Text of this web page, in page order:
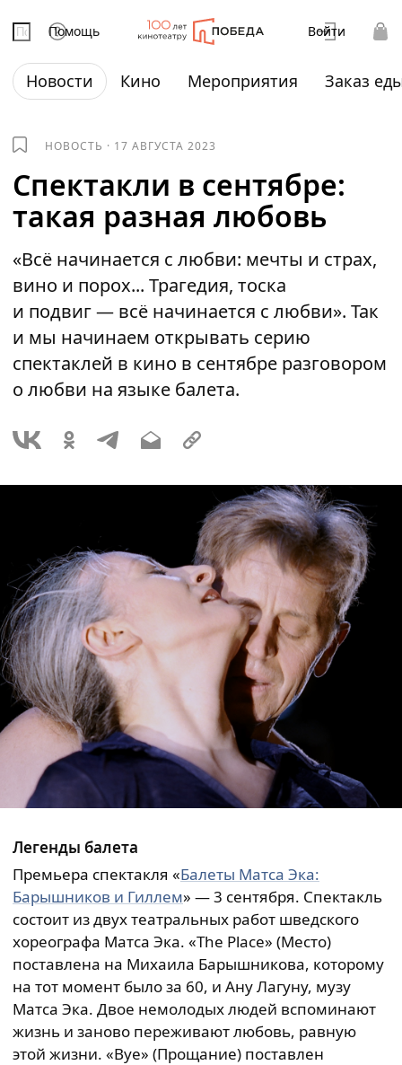
Помощь Войти
Новости Кино Мероприятия Заказ
НОВОСТЬ · 17 АВГУСТА 2023
Спектакли в сентябре:
такая разная любовь
«Всё начинается с любви: мечты и страх,
вино и порох... Трагедия, тоска
и подвиг — всё начинается с любви». Так
и мы начинаем открывать серию
спектаклей в кино в сентябре разговором
о любви на языке балета.
Легенды балета
Премьера спектакля «Балеты Матса Эка:
Барышников и Гиллем» — 3 сентября. Спектакль
состоит из двух театральных работ шведского
хореографа Матса Эка. «The Place» (Место)
поставлена на Михаила Барышникова, которому
на тот момент было за 60, и Ану Лагуну, музу
Матса Эка. Двое немолодых людей вспоминают
жизнь и заново переживают любовь, равную
этой жизни. «Bye» (Прощание) поставлен